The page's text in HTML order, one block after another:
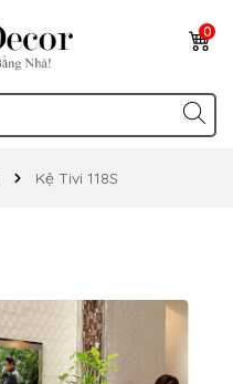
0
Kệ Tivi 118S